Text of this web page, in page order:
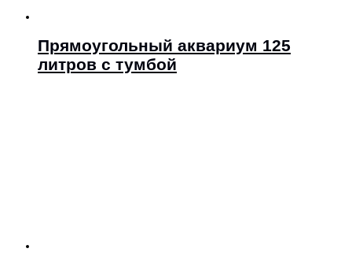
Прямоугольный аквариум 125
литров с тумбой